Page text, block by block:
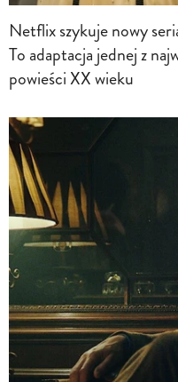
Netflix szykuje nowy
To adaptacja jednej z
powieści XX wieku